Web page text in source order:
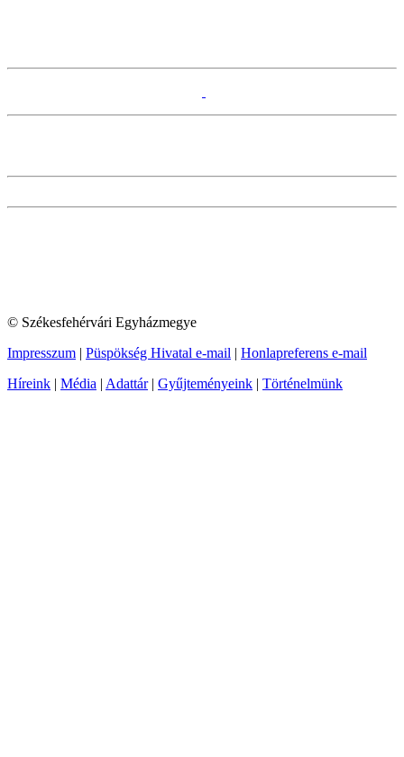
© Székesfehérvári Egyházmegye
Impresszum | Püspökség Hivatal e-mail | Honlapreferens e-mail
Híreink | Média | Adattár| Gyűjteményeink | Történelmünk